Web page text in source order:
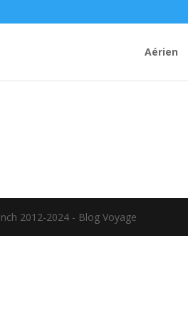
Aérien
2012-2024 - Blog Voyage